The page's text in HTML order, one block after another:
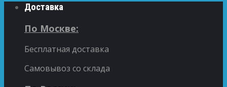
Доставка
По Москве:
Бесплатная доставка
Самовывоз со склада